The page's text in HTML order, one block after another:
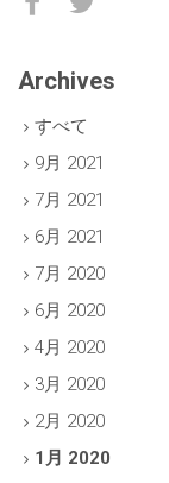
Archives
すべて
9月 2021
7月 2021
6月 2021
7月 2020
6月 2020
4月 2020
3月 2020
2月 2020
1月 2020